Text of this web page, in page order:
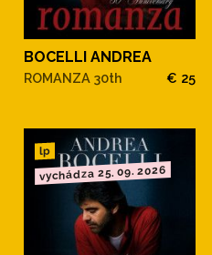
BOCELLI ANDREA
ROMANZA 30th € 25
lp
vychádza 25. 09. 2026